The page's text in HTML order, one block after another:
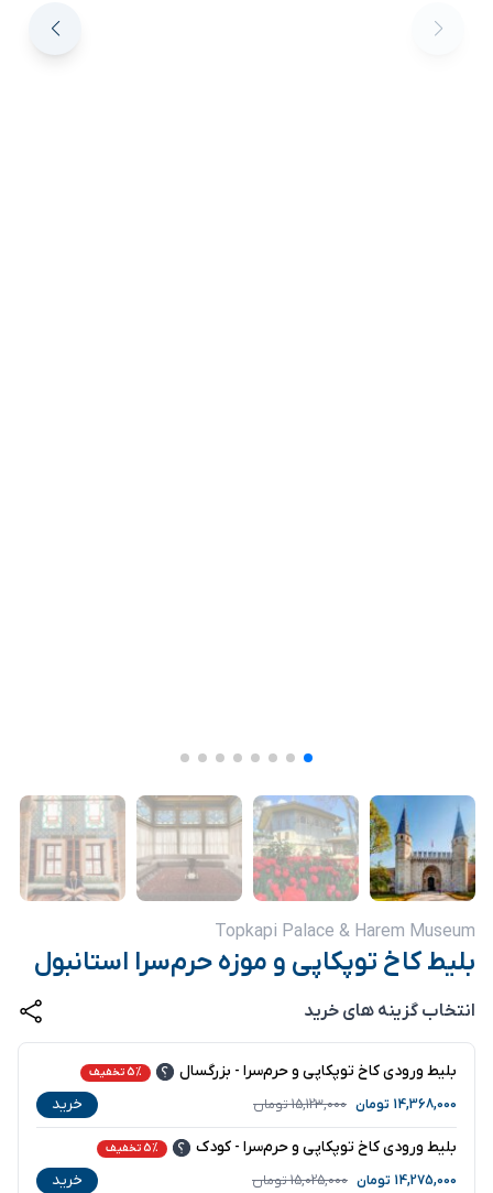
Topkapi Palace & Harem Museum
بلیط کاخ توپکاپی و موزه حرم‌سرا استانبول
انتخاب گزینه های خرید
بلیط ورودی کاخ توپکاپی و حرم‌سرا - بزرگسال 5% تخفیف
14,368,000 تومان 15,123,000تومان خرید
بلیط ورودی کاخ توپکاپی و حرم‌سرا - کودک 5% تخفیف
14,275,000 تومان 15,025,000تومان خرید